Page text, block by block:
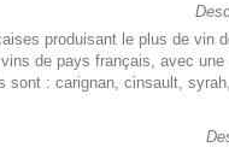
produisant le plus de
de pays français, avec
: carignan, cinsault,